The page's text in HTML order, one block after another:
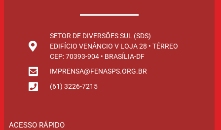
SETOR DE DIVERSÕES SUL (SDS)
EDIFÍCIO VENÂNCIO V LOJA 28 • TÉRREO
CEP: 70393-904 • BRASÍLIA-DF
IMPRENSA@FENASPS.ORG.BR
(61) 3226-7215
ACESSO RÁPIDO